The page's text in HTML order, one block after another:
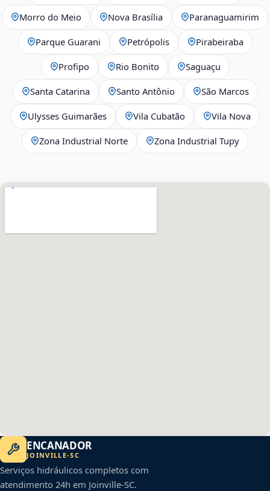
Morro do Meio Nova Brasília Paranaguamirim
Parque Guarani Petrópolis Pirabeiraba
Profipo Rio Bonito Saguaçu
Santa Catarina Santo Antônio São Marcos
Ulysses Guimarães Vila Cubatão Vila Nova
Zona Industrial Norte Zona Industrial Tupy
ENCANADOR
JOINVILLE-SC
Serviços hidráulicos completos com
atendimento 24h em Joinville-SC.